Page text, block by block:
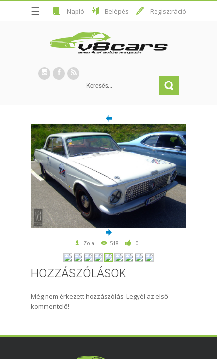
☰ Napló Belépés Regisztráció
Zola 518 0
HOZZÁSZÓLÁSOK
Még nem érkezett hozzászólás. Legyél az első
kommentelő!